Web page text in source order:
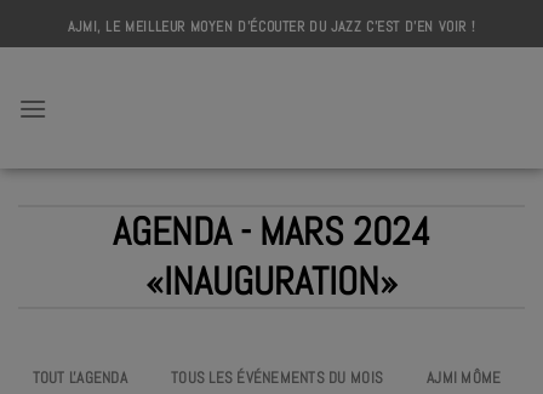
to
AJMI, LE MEILLEUR MOYEN D'ÉCOUTER DU JAZZ C'EST D'EN VOIR !
AGENDA - MARS 2024
«INAUGURATION»
TOUT L'AGENDA TOUS LES ÉVÉNEMENTS DU MOIS
AJMI MÔME